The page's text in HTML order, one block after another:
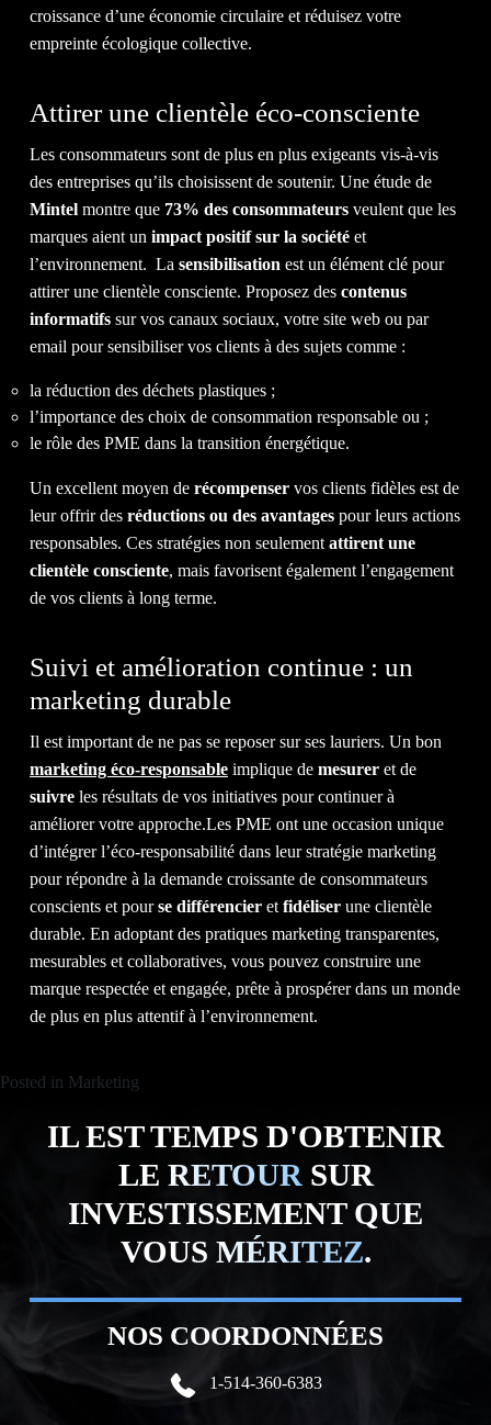
QUE VOUSMÉRITEZ.
DISCUTEZ AVEC NOUS
1-514-360-6383
croissance d’une économie circulaire et réduisez votre
empreinte écologique collective.
Attirer une clientèle éco-consciente
Les consommateurs sont de plus en plus exigeants vis-à-vis
des entreprises qu’ils choisissent de soutenir. Une étude de
Mintel montre que 73% des consommateurs veulent que les
marques aient un impact positif sur la société et
l’environnement. La sensibilisation est un élément clé pour
attirer une clientèle consciente. Proposez des contenus
informatifs sur vos canaux sociaux, votre site web ou par
email pour sensibiliser vos clients à des sujets comme :
la réduction des déchets plastiques ;
l’importance des choix de consommation responsable ou ;
le rôle des PME dans la transition énergétique.
Un excellent moyen de récompenser vos clients fidèles est de
leur offrir des réductions ou des avantages pour leurs actions
responsables. Ces stratégies non seulement attirent une
clientèle consciente, mais favorisent également l’engagement
de vos clients à long terme.
Suivi et amélioration continue : un
marketing durable
Il est important de ne pas se reposer sur ses lauriers. Un bon
marketing éco-responsable implique de mesurer et de
suivre les résultats de vos initiatives pour continuer à
améliorer votre approche.Les PME ont une occasion unique
d’intégrer l’éco-responsabilité dans leur stratégie marketing
pour répondre à la demande croissante de consommateurs
conscients et pourse différencier et fidéliser une clientèle
durable. En adoptant des pratiques marketing transparentes,
mesurables et collaboratives, vous pouvez construire une
marque respectée et engagée, prête à prospérer dans un monde
de plus en plus attentif à l’environnement.
Posted in Marketing
IL EST TEMPS D'OBTENIR
LE RETOURSUR
INVESTISSEMENT QUE
VOUS MÉRITEZ.
NOS COORDONNÉES
1-514-360-6383